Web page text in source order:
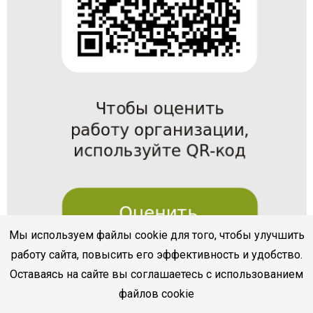
Мы используем файлы cookie для того, чтобы улучшить
работу сайта, повысить его эффективность и удобство.
Оставаясь на сайте вы соглашаетесь с использованием
файлов cookie